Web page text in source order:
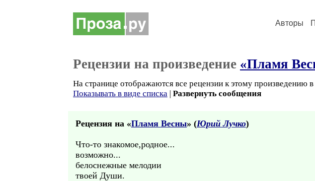
Авторы
Рецензии на произведение «Пламя
На странице отображаются все рецензии к этому произведению
Показывать в виде списка | Развернуть сообщения
Рецензия на «Пламя Весны» (Юрий Лучко)
Что-то знакомое,родное...
возможно...
белоснежные мелодии
твоей Души.